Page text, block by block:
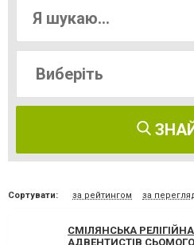
Сортувати: за рейтингом за
СМІЛЯНСЬКА
АДВЕНТИСТІВ